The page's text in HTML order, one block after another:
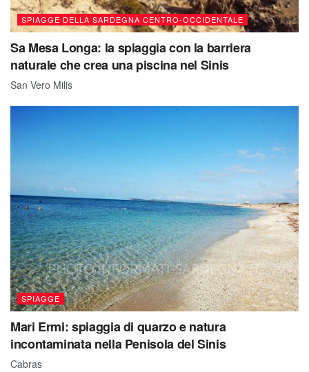
SPIAGGE DELLA SARDEGNA CENTRO-OCCIDENTALE
Sa Mesa Longa: la spiaggia con la barriera
naturale che crea una piscina nel Sinis
San Vero Milis
SPIAGGE
Mari Ermi: spiaggia di quarzo e natura
incontaminata nella Penisola del Sinis
Cabras